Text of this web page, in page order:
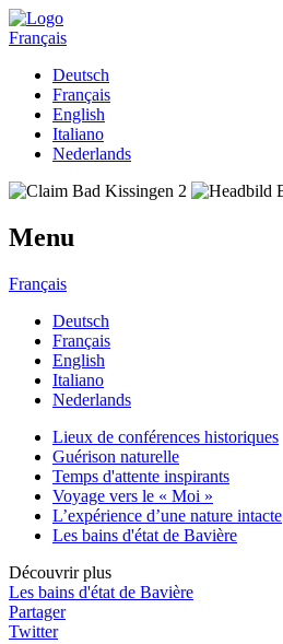
Français
Deutsch
Français
English
Italiano
Nederlands
Menu
Français
Deutsch
Français
English
Italiano
Nederlands
Lieux de conférences historiques
Guérison naturelle
Temps d'attente inspirants
Voyage vers le « Moi »
L’expérience d’une nature intacte
Les bains d'état de Bavière
Découvrir plus
Les bains d'état de Bavière
Partager
Twitter